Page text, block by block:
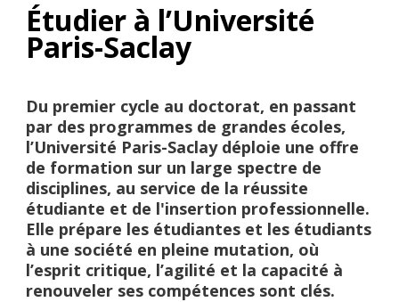
Étudier à l’Université
Paris-Saclay
Du premier cycle au doctorat, en passant
par des programmes de grandes écoles,
l’Université Paris-Saclay déploie une offre
de formation sur un large spectre de
disciplines, au service de la réussite
étudiante et de l'insertion professionnelle.
Elle prépare les étudiantes et les étudiants
à une société en pleine mutation, où
l’esprit critique, l’agilité et la capacité à
renouveler ses compétences sont clés.